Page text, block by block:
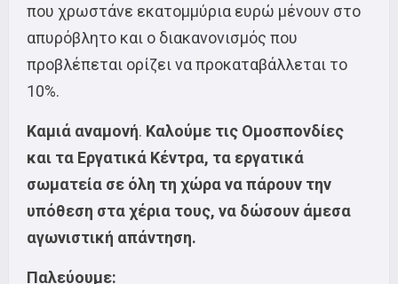
που χρωστάνε εκατομμύρια ευρώ μένουν στο
απυρόβλητο και ο διακανονισμός που
προβλέπεται ορίζει να προκαταβάλλεται το
10%.
Καμιά αναμονή. Καλούμε τις Ομοσπονδίες
και τα Εργατικά Κέντρα, τα εργατικά
σωματεία σε όλη τη χώρα να πάρουν την
υπόθεση στα χέρια τους, να δώσουν άμεσα
αγωνιστική απάντηση.
Παλεύουμε: